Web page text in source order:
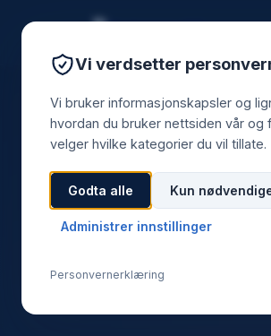
Vi verdsetter
Vi bruker informasjonskapsler og
hvordan du bruker nettsiden vår og
velger hvilke kategorier du vil tillate.
Godta alle Kun
Administrer innstillinger
Personvernerklæring